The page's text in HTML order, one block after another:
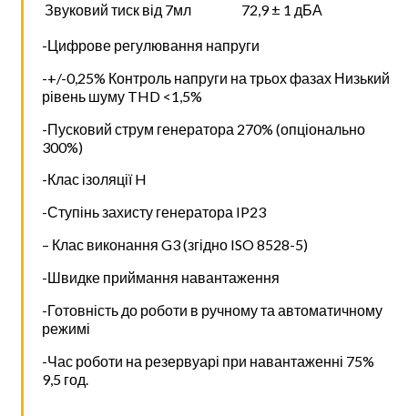
Звуковий тиск від 7мл
72,9 ± 1 дБА
-Цифрове регулювання напруги
-+/-0,25% Контроль напруги на трьох фазах Низький
рівень шуму THD <1,5%
-Пусковий струм генератора 270% (опціонально
300%)
-Клас ізоляції H
-Ступінь захисту генератора IP23
– Клас виконання G3 (згідно ISO 8528-5)
-Швидке приймання навантаження
-Готовність до роботи в ручному та автоматичному
режимі
-Час роботи на резервуарі при навантаженні 75%
9,5 год.